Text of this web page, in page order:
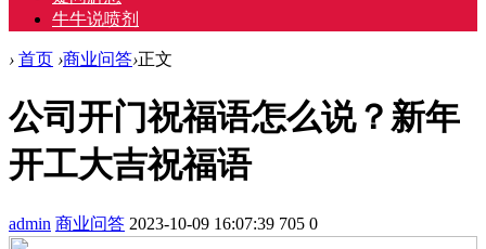
牛牛说喷剂
› 首页 ›商业问答›正文
公司开门祝福语怎么说？新年
开工大吉祝福语
admin 商业问答 2023-10-09 16:07:39 705 0